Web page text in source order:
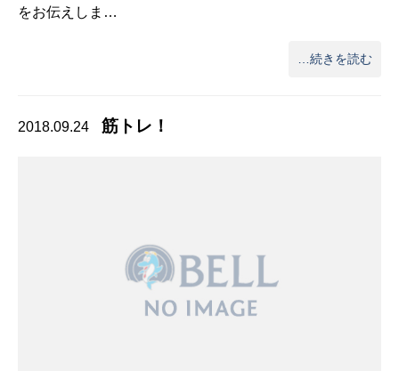
をお伝えしま…
…続きを読む
2018.09.24 筋トレ！